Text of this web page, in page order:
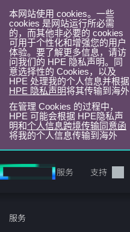
本网站使用 cookies。一些
cookies 是网站运行所必需
的，而其他非必要的 cookies
可用于个性化和增强您的用户
体验。要了解更多信息，请访
问我们的 HPE 隐私声明。同
意选择性的 Cookies，以及
HPE 处理我的个人信息并根据
HPE 隐私声明将其传输到海外
在管理 Cookies 的过程中，
HPE 可能会根据 HPE隐私声
明和个人信息跨境传输同意函
将我的个人信息传输到海外
转
到
目
录
服务 支持
服务
HPE 词汇表